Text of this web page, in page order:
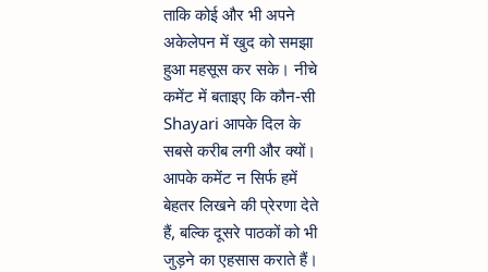
ताकि कोई और भी अपने
अकेलेपन में खुद को समझा
हुआ महसूस कर सके। नीचे
कमेंट में बताइए कि कौन-सी
Shayari आपके दिल के
सबसे करीब लगी और क्यों।
आपके कमेंट न सिर्फ हमें
बेहतर लिखने की प्रेरणा देते
हैं, बल्कि दूसरे पाठकों को भी
जुड़ने का एहसास कराते हैं।